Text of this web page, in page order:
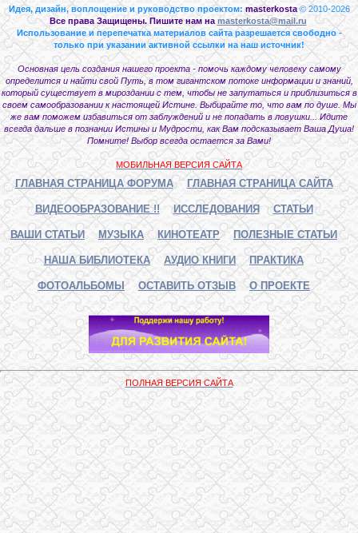
Идея, дизайн, воплощение и руководство проектом: masterkosta © 2010-2026
Все права Защищены. Пишите нам на masterkosta@mail.ru
Использование и перепечатка материалов сайта разрешается свободно -
только при указании активной ссылки на наш источник!
Основная цель создания нашего проекта - помочь каждому человеку самому
определится и найти свой Путь, в том гигантском потоке информации и знаний,
который существует в мироздании с тем, чтобы не запутаться и приблизиться в
своем самообразовании к настоящей Истине. Выбирайте то, что вам по душе. Мы
же вам поможем избавиться от заблуждений и не попадать в ловушки... Идите
всегда дальше в познании Истины и Мудрости, как Вам подсказывает Ваша Душа!
Помните! Выбор всегда остается за Вами!
МОБИЛЬНАЯ ВЕРСИЯ САЙТА
ГЛАВНАЯ СТРАНИЦА ФОРУМА ГЛАВНАЯ СТРАНИЦА САЙТА
ВИДЕООБРАЗОВАНИЕ !! ИССЛЕДОВАНИЯ СТАТЬИ
ВАШИ СТАТЬИ МУЗЫКА КИНОТЕАТР ПОЛЕЗНЫЕ СТАТЬИ
НАША БИБЛИОТЕКА АУДИО КНИГИ ПРАКТИКА
ФОТОАЛЬБОМЫ ОСТАВИТЬ ОТЗЫВ О ПРОЕКТЕ
ПОЛНАЯ ВЕРСИЯ САЙТА